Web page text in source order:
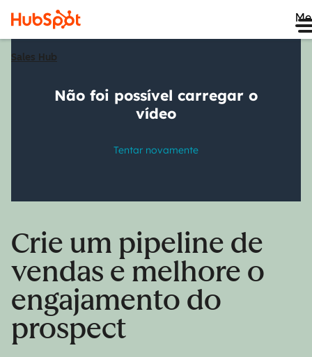
Sales Hub
Crie um pipeline de
vendas e melhore o
engajamento do
prospect